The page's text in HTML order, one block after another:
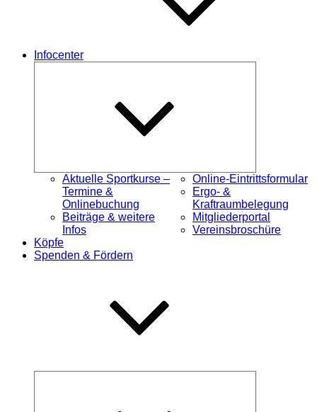
Infocenter
Aktuelle Sportkurse –
Termine &
Onlinebuchung
Beiträge & weitere
Infos
Online-Eintrittsformular
Ergo- &
Kraftraumbelegung
Mitgliederportal
Vereinsbroschüre
Köpfe
Spenden & Fördern